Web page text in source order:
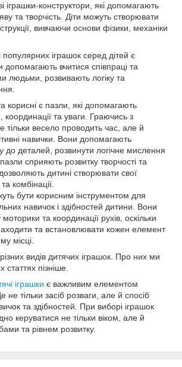
іграшки-конструктори, які допомагають
та творчість. Діти можуть створювати
вивчаючи основи фізики, механіки
іграшок серед дітей є
допомагають вчитися співпраці та
людьми, розвивають логіку та
корисні є пазли, які допомагають
координації та уваги. Граючись з
тільки весело проводить час, але й
навички. Вони допомагають
до деталей, розвинути логічне мислення
сприяють розвитку творчості та
дитині створювати свої
комбінації.
бути корисним інструментом для
навичок і здібностей дитини. Вони
та координації рухів, оскільки
та встановлювати кожен елемент
місці.
видів дитячих іграшок. Про них ми
пізніше.
іграшки є важливим елементом
не тільки засіб розваги, але й спосіб
та здібностей. При виборі іграшок
керуватися не тільки віком, але й
та рівнем розвитку.